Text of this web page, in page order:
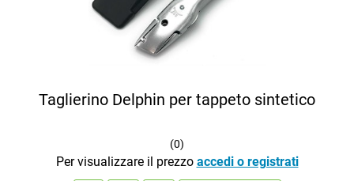
Taglierino Delphin per tappeto sintetico
(0)
Per visualizzare il prezzo accedi o registrati